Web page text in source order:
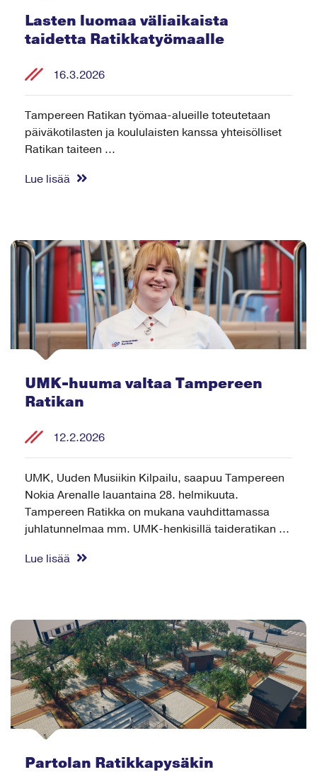
Lasten luomaa väliaikaista
taidetta Ratikkatyömaalle
16.3.2026
Tampereen Ratikan työmaa-alueille toteutetaan
päiväkotilasten ja koululaisten kanssa yhteisölliset
Ratikan taiteen ...
Lue lisää
UMK-huuma valtaa Tampereen
Ratikan
12.2.2026
UMK, Uuden Musiikin Kilpailu, saapuu Tampereen
Nokia Arenalle lauantaina 28. helmikuuta.
Tampereen Ratikka on mukana vauhdittamassa
juhlatunnelmaa mm. UMK-henkisillä taideratikan ...
Lue lisää
Partolan Ratikkapysäkin